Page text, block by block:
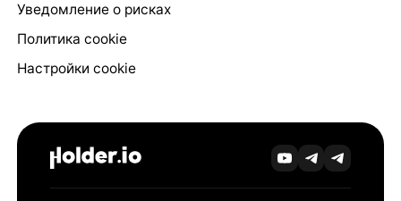
Уведомление о рисках
Политика cookie
Настройки cookie